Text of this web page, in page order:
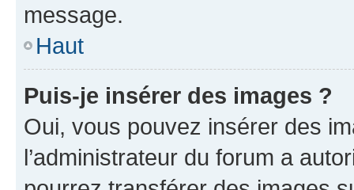
message.
Haut
Puis-je insérer des images ?
Oui, vous pouvez insérer des
l’administrateur du forum a